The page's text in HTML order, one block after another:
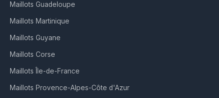
Maillots Guadeloupe
Maillots Martinique
Maillots Guyane
Maillots Corse
Maillots Île-de-France
Maillots Provence-Alpes-Côte d'Azur